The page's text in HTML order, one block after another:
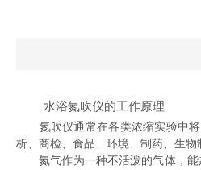
水浴氮吹仪的工作原理
氮吹仪通常在各类浓缩实验中将
析、商检、食品、环境、制药、生
氮气作为一种不活泼的气体，能